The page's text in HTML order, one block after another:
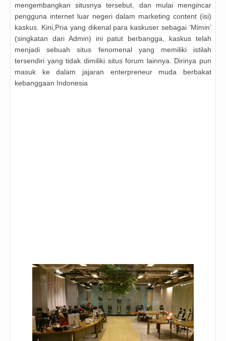
mengembangkan situsnya tersebut, dan mulai mengincar
pengguna internet luar negeri dalam marketing content (isi)
kaskus. Kini,Pria yang dikenal para kaskuser sebagai ‘Mimin’
(singkatan dari Admin) ini patut berbangga, kaskus telah
menjadi sebuah situs fenomenal yang memiliki istilah
tersendiri yang tidak dimiliki situs forum lainnya. Dirinya pun
masuk ke dalam jajaran enterpreneur muda berbakat
kebanggaan Indonesia